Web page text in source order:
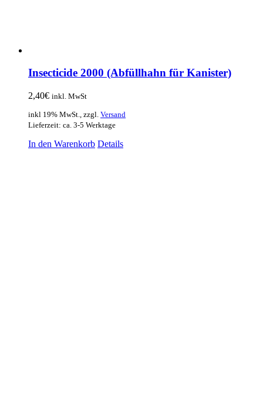
Insecticide 2000 (Abfüllhahn für Kanister)
2,40€ inkl. MwSt
inkl 19% MwSt., zzgl. Versand
Lieferzeit: ca. 3-5 Werktage
In den Warenkorb Details